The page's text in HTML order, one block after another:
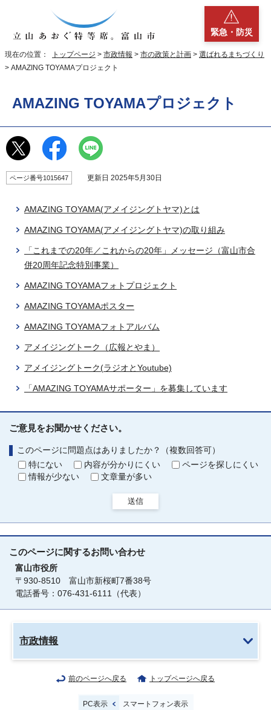
緊急・防災
現在の位置： トップページ > 市政情報 > 市の政策と計画 > 選ばれるまちづくり
> AMAZING TOYAMAプロジェクト
AMAZING TOYAMAプロジェクト
ページ番号1015647 更新日 2025年5月30日
AMAZING TOYAMA(アメイジングトヤマ)とは
AMAZING TOYAMA(アメイジングトヤマ)の取り組み
「これまでの20年／これからの20年」メッセージ（富山市合
併20周年記念特別事業）
AMAZING TOYAMAフォトプロジェクト
AMAZING TOYAMAポスター
AMAZING TOYAMAフォトアルバム
アメイジングトーク（広報とやま）
アメイジングトーク(ラジオとYoutube)
「AMAZING TOYAMAサポーター」を募集しています
ご意見をお聞かせください。
このページに問題点はありましたか？（複数回答可）
特にない
内容が分かりにくい
ページを探しにくい
情報が少ない
文章量が多い
送信
このページに関するお問い合わせ
富山市役所
〒930-8510 富山市新桜町7番38号
電話番号：076-431-6111（代表）
市政情報
前のページへ戻る トップページへ戻る
PC表示 スマートフォン表示